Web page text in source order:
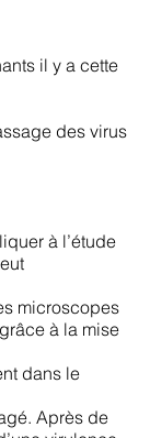
il y a cette
des virus
à l’étude
microscopes
à la mise
dans le
Après de